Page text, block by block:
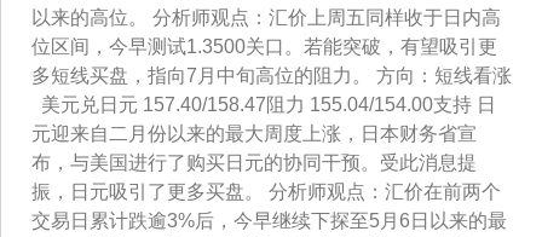
以来的高位。 分析师观点：汇价上周五同样收于日内高
位区间，今早测试1.3500关口。若能突破，有望吸引更
多短线买盘，指向7月中旬高位的阻力。 方向：短线看涨
美元兑日元 157.40/158.47阻力 155.04/154.00支持 日
元迎来自二月份以来的最大周度上涨，日本财务省宣
布，与美国进行了购买日元的协同干预。受此消息提
振，日元吸引了更多买盘。 分析师观点：汇价在前两个
交易日累计跌逾3%后，今早继续下探至5月6日以来的最